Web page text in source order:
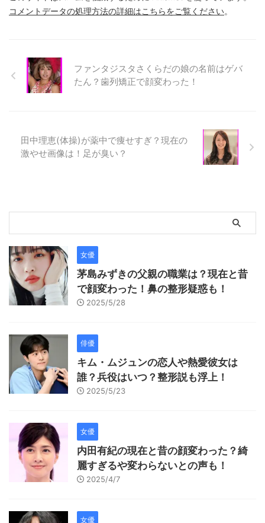
コメントデータの処理方法の詳細はこちらをご覧ください。
ファンタジスタさくらだの娘の名前はゲバ
たん？歯列矯正で顔変わった！
田中理恵(体操)が薬中で痩せすぎ？現在の
激やせ画像は！足が臭い？
女優
茅島みずきの父親の職業は？現在と昔
で顔変わった！鼻の整形疑惑も！
2025/5/28
俳優
キム・ムジュンの恋人や熱愛彼女は
誰？兵役はいつ？整形説も浮上！
2025/5/23
女優
内田有紀の現在と昔の顔変わった？綺
麗すぎるや変わらないとの声も！
2025/4/7
女優